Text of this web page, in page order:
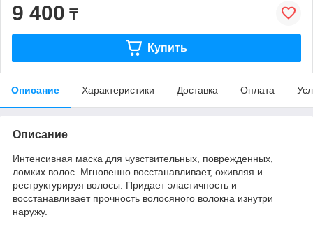
9 400 ₸
Купить
Описание Характеристики Доставка Оплата
Описание
Интенсивная маска для чувствительных, поврежденных,
ломких волос. Мгновенно восстанавливает, оживляя и
реструктурируя волосы. Придает эластичность и
восстанавливает прочность волосяного волокна изнутри
наружу.